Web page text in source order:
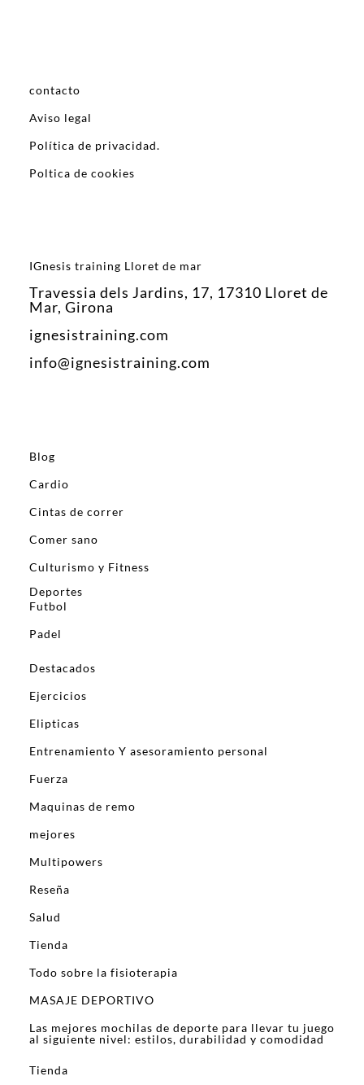
contacto
Aviso legal
Política de privacidad.
Poltica de cookies
IGnesis training Lloret de mar
Travessia dels Jardins, 17, 17310 Lloret de
Mar, Girona
ignesistraining.com
info@ignesistraining.com
Blog
Cardio
Cintas de correr
Comer sano
Culturismo y Fitness
Deportes
Futbol
Padel
Destacados
Ejercicios
Elipticas
Entrenamiento Y asesoramiento personal
Fuerza
Maquinas de remo
mejores
Multipowers
Reseña
Salud
Tienda
Todo sobre la fisioterapia
MASAJE DEPORTIVO
Las mejores mochilas de deporte para llevar tu juego
al siguiente nivel: estilos, durabilidad y comodidad
Tienda